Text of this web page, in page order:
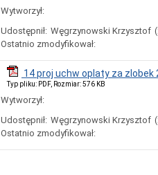
Wytworzył:
Udostępnił: Węgrzynowski Krzysztof
Ostatnio zmodyfikował:
14 proj uchw oplaty za zlobek
Typ pliku: PDF, Rozmiar: 576 KB
Wytworzył:
Udostępnił: Węgrzynowski Krzysztof
Ostatnio zmodyfikował: